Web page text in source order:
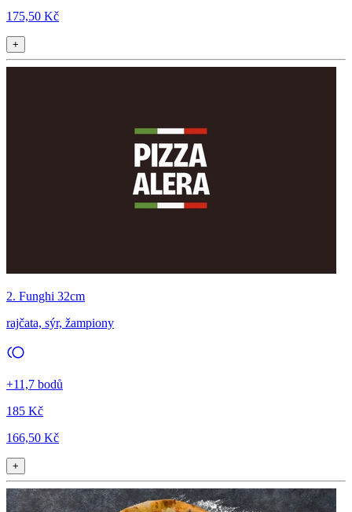
175,50 Kč
+
2. Funghi 32cm
rajčata, sýr, žampiony
+11,7 bodů
185 Kč
166,50 Kč
+